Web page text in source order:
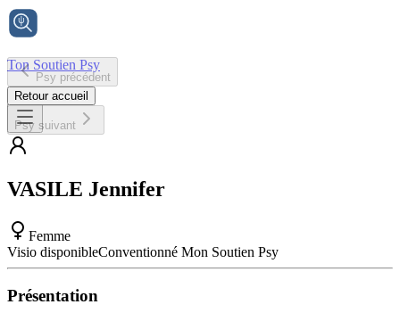
Ton Soutien Psy
Accueil
Psy précédent
Retour accueil
Psy suivant
VASILE Jennifer
Femme
Visio disponibleConventionné Mon Soutien Psy
Présentation